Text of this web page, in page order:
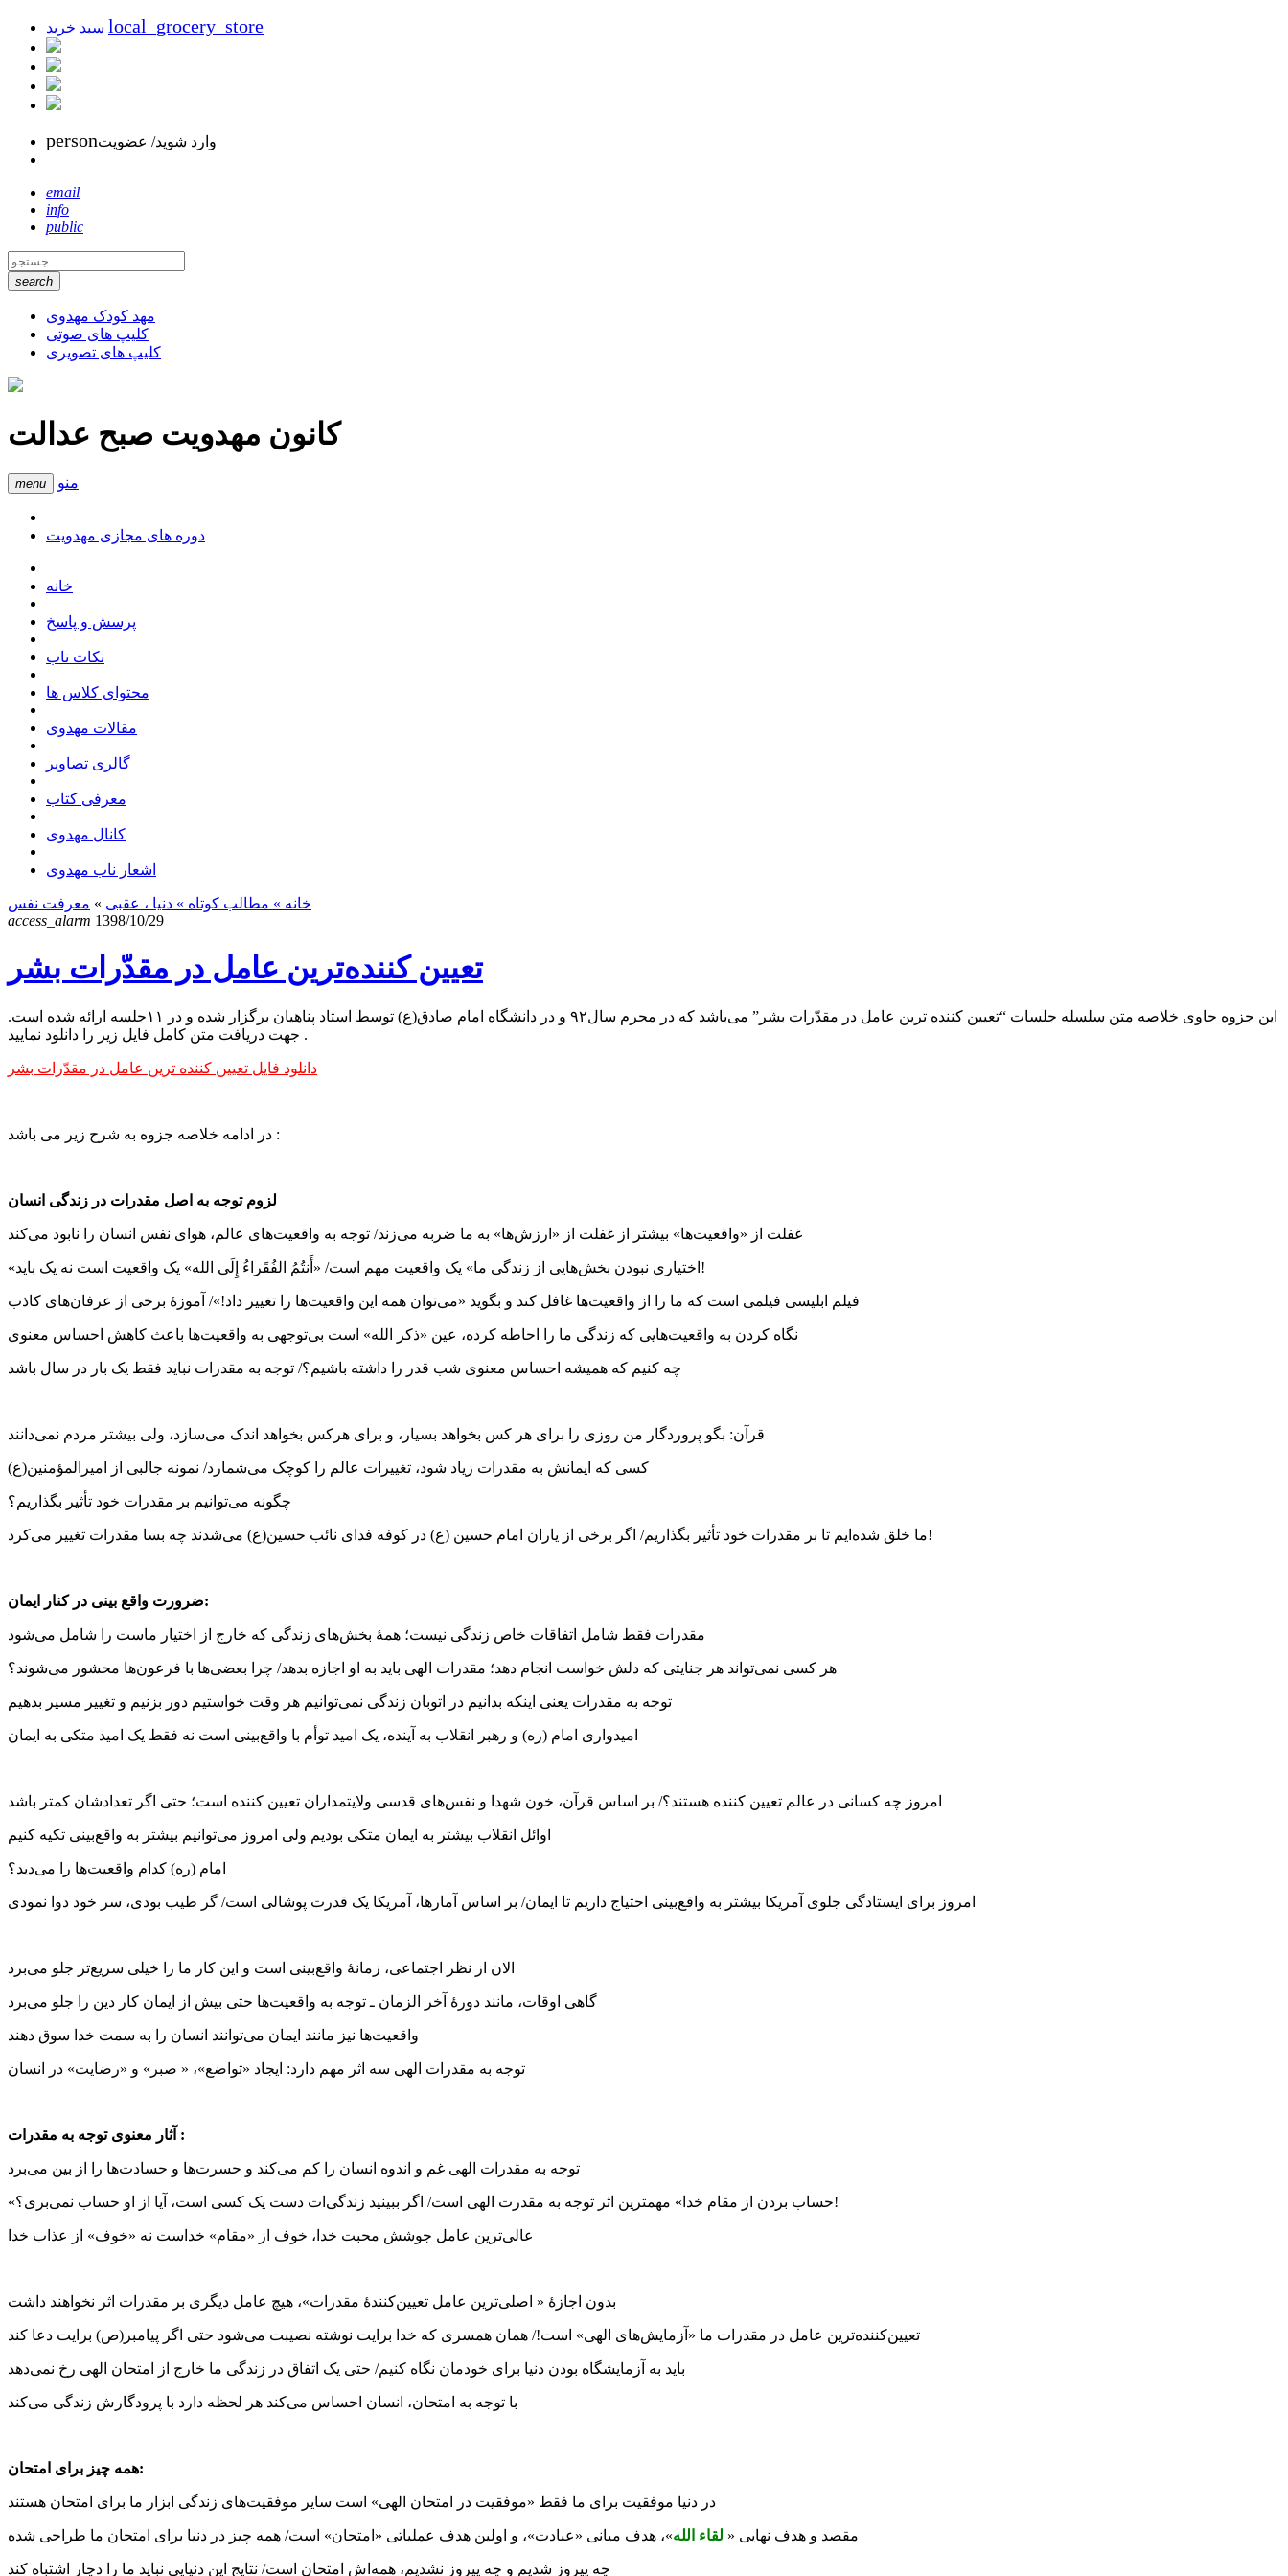
local_grocery_store
personوارد شوید/ عضویت
email
info
public
search
مهد کودک مهدوی
کلیپ های صوتی
کلیپ های تصویری
کانون مهدویت صبح عدالت
menu منو
دوره های مجازی مهدویت
خانه
پرسش و پاسخ
نکات ناب
محتوای کلاس ها
مقالات مهدوی
گالری تصاویر
معرفی کتاب
کانال مهدوی
اشعار ناب مهدوی
خانه » مطالب کوتاه » دنیا ، عقبی » معرفت نفس
access_alarm 1398/10/29
تعیین کننده‌‌ترین عامل در مقدّرات بشر
این جزوه حاوی خلاصه متن سلسله جلسات “تعیین کننده ترین عامل در مقدّرات بشر” می‌باشد که در محرم سال۹۲ و در دانشگاه امام صادق(ع) توسط استاد پناهیان برگزار شده و در ۱۱جلسه ارائه شده است.
جهت دریافت متن کامل فایل زیر را دانلود نمایید .
دانلود فایل تعیین کننده ترین عامل در مقدّرات بشر
در ادامه خلاصه جزوه به شرح زیر می باشد :
لزوم توجه به اصل مقدرات در زندگی انسان
غفلت از «واقعیت‌ها» بیشتر از غفلت از «ارزش‌ها» به ما ضربه می‌زند/ توجه به واقعیت‌های عالم، هوای نفس انسان را نابود می‌کند
«اختیاری نبودن بخش‌هایی از زندگی ما» یک واقعیت مهم است/ «أَنتُمُ الفُقَراءُ إِلَی الله» یک واقعیت است نه یک باید!
فیلم ابلیسی فیلمی است که ما را از واقعیت‌ها غافل کند و بگوید «می‌توان همه این واقعیت‌ها را تغییر داد!»/ آموزۀ برخی از عرفان‌های کاذب
نگاه کردن به واقعیت‌هایی که زندگی ما را احاطه کرده، عین «ذکر الله» است بی‌توجهی به واقعیت‌ها باعث کاهش احساس معنوی
چه کنیم که همیشه احساس معنوی شب قدر را داشته باشیم؟/ توجه به مقدرات نباید فقط یک بار در سال باشد
قرآن: بگو پروردگار من روزی را برای هر کس بخواهد بسیار، و برای هرکس بخواهد اندک می‌سازد، ولی بیشتر مردم نمی‌دانند
کسی که ایمانش به مقدرات زیاد شود، تغییرات عالم را کوچک می‌شمارد/ نمونه جالبی از امیرالمؤمنین(ع)
چگونه می‌توانیم بر مقدرات خود تأثیر بگذاریم؟
ما خلق شده‌ایم تا بر مقدرات خود تأثیر بگذاریم/ اگر برخی از یاران امام حسین (ع) در کوفه فدای نائب حسین(ع) می‌شدند چه بسا مقدرات تغییر می‌کرد!
ضرورت واقع بینی در کنار ایمان:
مقدرات فقط شامل اتفاقات خاص زندگی نیست؛ همۀ بخش‌های زندگی که خارج از اختیار ماست را شامل می‌شود
هر کسی نمی‌تواند هر جنایتی که دلش خواست انجام دهد؛ مقدرات الهی باید به او اجازه بدهد/ چرا بعضی‌ها با فرعون‌ها محشور می‌شوند؟
توجه به مقدرات یعنی اینکه بدانیم در اتوبان زندگی نمی‌توانیم هر وقت خواستیم دور بزنیم و تغییر مسیر بدهیم
امیدواری امام (ره) و رهبر انقلاب به آینده، یک امید توأم با واقع‌بینی است نه فقط یک امید متکی به ایمان
امروز چه کسانی در عالم تعیین کننده هستند؟/ بر اساس قرآن، خون شهدا و نفس‌های قدسی ولایتمداران تعیین کننده است؛ حتی اگر تعدادشان کمتر باشد
اوائل انقلاب بیشتر به ایمان متکی بودیم ولی امروز می‌توانیم بیشتر به واقع‌بینی تکیه کنیم
امام (ره) کدام واقعیت‌ها را می‌دید؟
امروز برای ایستادگی جلوی آمریکا بیشتر به واقع‌بینی احتیاج داریم تا ایمان/ بر اساس آمارها، آمریکا یک قدرت پوشالی است/ گر طیب بودی، سر خود دوا نمودی
الان از نظر اجتماعی، زمانۀ واقع‌بینی است و این کار ما را خیلی سریع‌تر جلو می‌برد
گاهی اوقات، مانند دورۀ آخر الزمان ـ توجه به واقعیت‌ها حتی بیش از ایمان کار دین را جلو می‌برد
واقعیت‌ها نیز مانند ایمان می‌توانند انسان را به سمت خدا سوق دهند
توجه به مقدرات الهی سه اثر مهم دارد: ایجاد «تواضع»، « صبر» و «رضایت» در انسان
آثار معنوی توجه به مقدرات :
توجه به مقدرات الهی غم و اندوه انسان را کم می‌کند و حسرت‌ها و حسادت‌ها را از بین می‌برد
«حساب بردن از مقام خدا» مهمترین اثر توجه به مقدرت الهی است/ اگر ببینید زندگی‌ات دست یک کسی است، آیا از او حساب نمی‌بری؟!
عالی‌ترین عامل جوشش محبت خدا، خوف از «مقام» خداست نه «خوف» از عذاب خدا
بدون اجازۀ « اصلی‌ترین عامل تعیین‌کنندۀ مقدرات»، هیچ عامل دیگری بر مقدرات اثر نخواهند داشت
تعیین‌‌کننده‌ترین عامل در مقدرات ما «آزمایش‌های الهی» است!/ همان همسری که خدا برایت نوشته نصیبت می‌شود حتی اگر پیامبر(ص) برایت دعا کند
باید به آزمایشگاه بودن دنیا برای خودمان نگاه کنیم/ حتی یک اتفاق در زندگی ما خارج از امتحان الهی رخ نمی‌دهد
با توجه به امتحان، انسان احساس می‌کند هر لحظه دارد با پرودگارش زندگی می‌کند
همه چیز برای امتحان:
در دنیا موفقیت برای ما فقط «موفقیت در امتحان الهی» است سایر موفقیت‌های زندگی ابزار ما برای امتحان هستند
مقصد و هدف نهایی « لقاء الله»، هدف میانی «عبادت»، و اولین هدف عملیاتی «امتحان» است/ همه چیز در دنیا برای امتحان ما طراحی شده
چه پیروز شدیم و چه پیروز نشدیم، همه‌اش امتحان است/ نتایج این دنیایی نباید ما را دچار اشتباه کند